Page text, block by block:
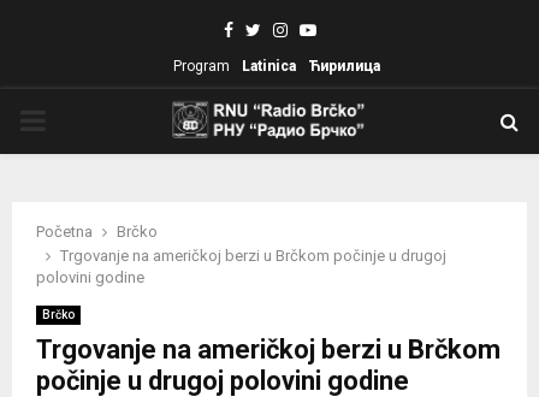
Facebook
TwitterInstagram
Youtube
Program Latinica Ћирилица
Početna
Brčko
Trgovanje na američkoj berzi u Brčkom počinje u drugoj
polovini godine
Brčko
Trgovanje na američkoj berzi u Brčkom
počinje u drugoj polovini godine